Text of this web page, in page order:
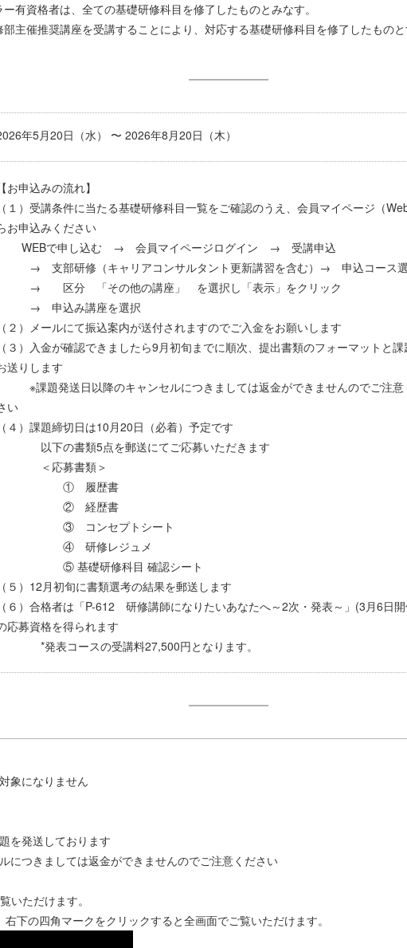
資格者は、全ての基礎研修科目を修了したものとみなす。
推奨講座を受講することにより、対応する基礎研修科目を修了したものと
年5月20日（水） 〜 2026年8月20日（木）
【お申込みの流れ】
（１）受講条件に当たる基礎研修科目一覧をご確認のうえ、会員マイページ（
お申込みください
WEBで申し込む → 会員マイページログイン → 受講申込
→ 支部研修（キャリアコンサルタント更新講習を含む）→ 申込コース
→ 区分 「その他の講座」 を選択し「表示」をクリック
→ 申込み講座を選択
（２）メールにて振込案内が送付されますのでご入金をお願いします
（３）入金が確認できましたら9月初旬までに順次、提出書類のフォーマットと課
送りします
※課題発送日以降のキャンセルにつきましては返金ができませんのでご注意
い
（４）課題締切日は10月20日（必着）予定です
以下の書類5点を郵送にてご応募いただきます
＜応募書類＞
① 履歴書
② 経歴書
③ コンセプトシート
④ 研修レジュメ
⑤ 基礎研修科目 確認シート
（５）12月初旬に書類選考の結果を郵送します
（６）合格者は「P-612 研修講師になりたいあなたへ～2次・発表～」(3月6日開
応募資格を得られます
*発表コースの受講料27,500円となります。
象になりません
を発送しております
につきましては返金ができませんのでご注意ください
いただけます。
下の四角マークをクリックすると全画面でご覧いただけます。